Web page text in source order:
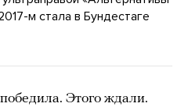
м стала в Бундестаге
Этого ждали.